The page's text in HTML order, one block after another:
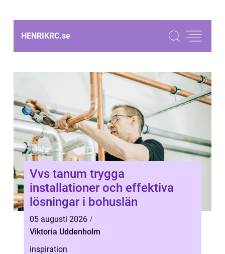
HENRIKRC.se
Vvs tanum trygga
installationer och effektiva
lösningar i bohuslän
05 augusti 2026
Viktoria Uddenholm
inspiration